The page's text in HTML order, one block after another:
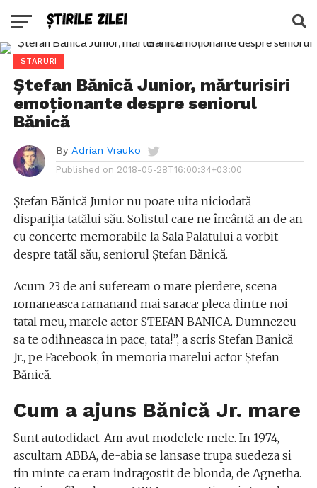
STARURI
Ștefan Bănică Junior, mărturisiri
emoționante despre seniorul
Bănică
By Adrian Vrauko
Published on 2018-05-28T16:00:34+03:00
Ștefan Bănică Junior nu poate uita niciodată
dispariția tatălui său. Solistul care ne încântă an de an
cu concerte memorabile la Sala Palatului a vorbit
despre tatăl său, seniorul Ștefan Bănică.
Acum 23 de ani sufeream o mare pierdere, scena
romaneasca ramanand mai saraca: pleca dintre noi
tatal meu, marele actor STEFAN BANICA. Dumnezeu
sa te odihneasca in pace, tata!”, a scris Stefan Banică
Jr., pe Facebook, în memoria marelui actor Ștefan
Bănică.
Cum a ajuns Bănică Jr. mare
Sunt autodidact. Am avut modelele mele. In 1974,
ascultam ABBA, de-abia se lansase trupa suedeza si
tin minte ca eram indragostit de blonda, de Agnetha.